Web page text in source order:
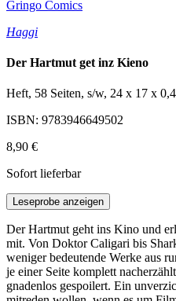
Gringo Comics
Haggi
Der Hartmut get inz Kieno
Heft, 58 Seiten, s/w, 24 x 17 x
ISBN: 9783946649502
8,90 €
Sofort lieferbar
Leseprobe anzeigen
Der Hartmut geht ins Kino und
mit. Von Doktor Caligari bis
weniger bedeutende Werke aus
je einer Seite komplett
gnadenlos gespoilert. Ein